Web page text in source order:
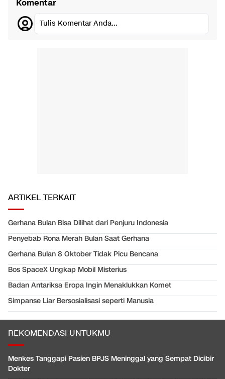
Komentar
Tulis Komentar Anda...
ARTIKEL TERKAIT
Gerhana Bulan Bisa Dilihat dari Penjuru Indonesia
Penyebab Rona Merah Bulan Saat Gerhana
Gerhana Bulan 8 Oktober Tidak Picu Bencana
Bos SpaceX Ungkap Mobil Misterius
Badan Antariksa Eropa Ingin Menaklukkan Komet
Simpanse Liar Bersosialisasi seperti Manusia
REKOMENDASI UNTUKMU
Menkes Tanggapi Pasien BPJS Meninggal yang Sempat Dicibir
Dokter